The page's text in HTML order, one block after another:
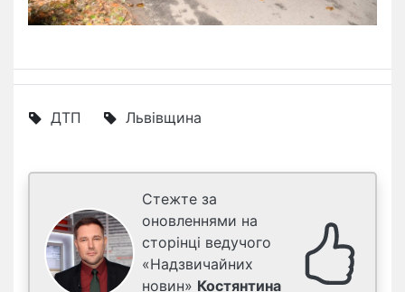
ДТП Львівщина
Стежте за
оновленнями на
сторінці ведучого
«Надзвичайних
новин» Костянтина